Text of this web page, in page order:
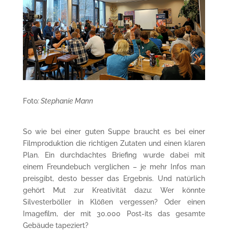
Foto: Stephanie Mann
So wie bei einer guten Suppe braucht es bei einer
Filmproduktion die richtigen Zutaten und einen klaren
Plan. Ein durchdachtes Briefing wurde dabei mit
einem Freundebuch verglichen – je mehr Infos man
preisgibt, desto besser das Ergebnis. Und natürlich
gehört Mut zur Kreativität dazu: Wer könnte
Silvesterböller in Klößen vergessen? Oder einen
Imagefilm, der mit 30.000 Post-its das gesamte
Gebäude tapeziert?